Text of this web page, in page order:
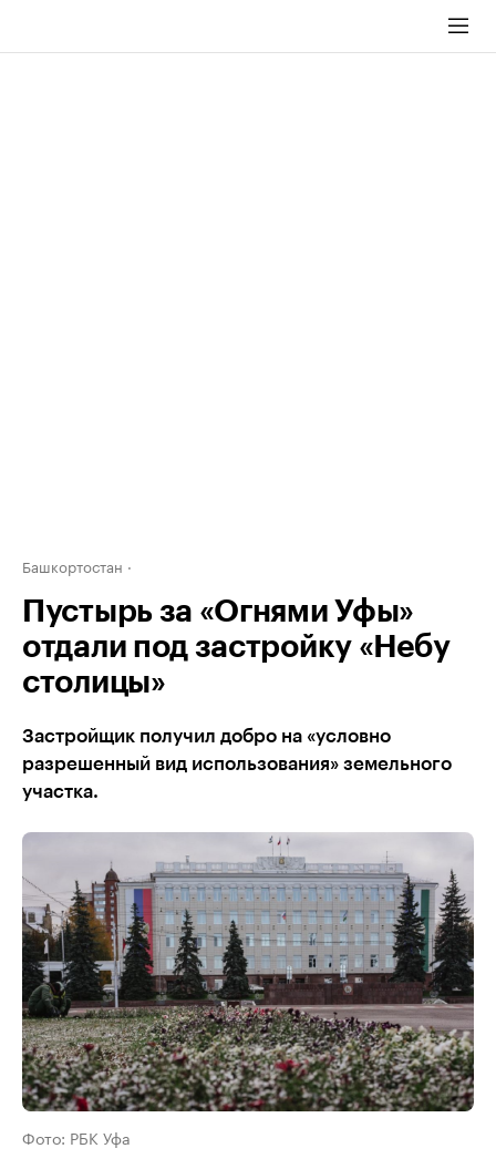
Башкортостан
Пустырь за «Огнями Уфы»
отдали под застройку «Небу
столицы»
Застройщик получил добро на «условно
разрешенный вид использования» земельного
участка.
Фото: РБК Уфа